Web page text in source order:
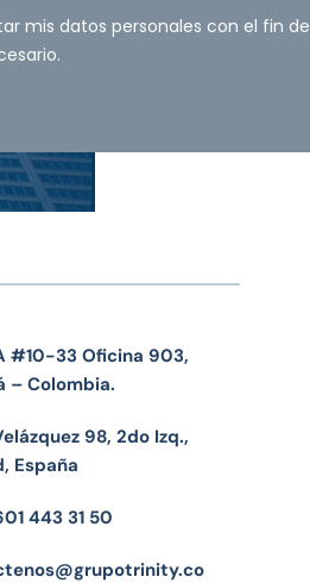
mis datos personales con el fin de
#10-33 Oficina 903,
– Colombia.
98, 2do Izq.,
España
443 31 50